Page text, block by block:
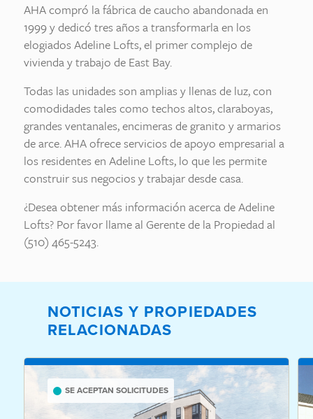
AHA compró la fábrica de caucho abandonada en
1999 y dedicó tres años a transformarla en los
elogiados Adeline Lofts, el primer complejo de
vivienda y trabajo de East Bay.
Todas las unidades son amplias y llenas de luz, con
comodidades tales como techos altos, claraboyas,
grandes ventanales, encimeras de granito y armarios
de arce. AHA ofrece servicios de apoyo empresarial a
los residentes en Adeline Lofts, lo que les permite
construir sus negocios y trabajar desde casa.
¿Desea obtener más información acerca de Adeline
Lofts? Por favor llame al Gerente de la Propiedad al
(510) 465-5243.
NOTICIAS Y PROPIEDADES
RELACIONADAS
SE ACEPTAN SOLICITUDES